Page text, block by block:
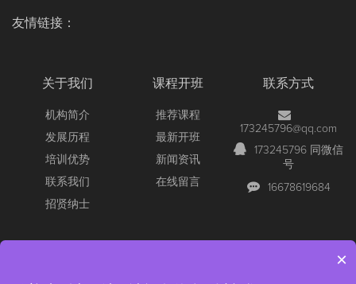
友情链接：
关于我们
机构简介
发展历程
培训优势
联系我们
招贤纳士
课程开班
推荐课程
最新开班
新闻资讯
在线留言
联系方式
173245796@qq.com
173245796 同微信
号
16678619684
×